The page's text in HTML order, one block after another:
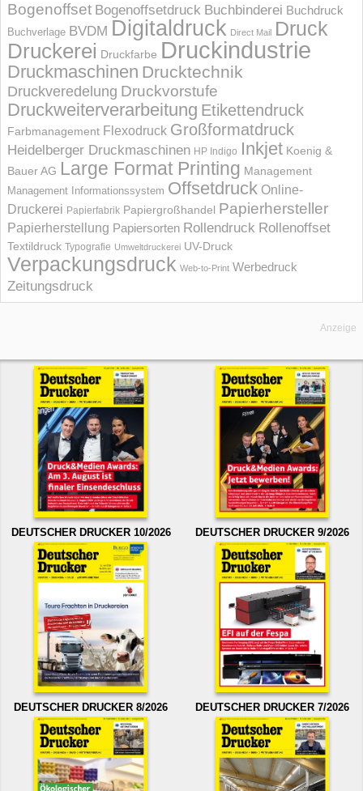
Bogenoffset Bogenoffsetdruck Buchbinderei Buchdruck
Buchverlage BVDM Digitaldruck Direct Mail Druck
Druckerei Druckfarbe Druckindustrie
Druckmaschinen Drucktechnik
Druckveredelung Druckvorstufe
Druckweiterverarbeitung Etikettendruck
Farbmanagement Flexodruck Großformatdruck
Heidelberger Druckmaschinen HP Indigo Inkjet Koenig &
Bauer AG Large Format Printing Management
Management Informations­system Offsetdruck Online-
Druckerei Papierfabrik Papiergroßhandel Papierhersteller
Papierherstellung Papiersorten Rollendruck Rollenoffset
Textildruck Typografie Umweltdruckerei UV-Druck
Verpackungsdruck Web-to-Print Werbedruck
Zeitungsdruck
Anzeige
DEUTSCHER DRUCKER 10/2026 DEUTSCHER DRUCKER 9/2026
DEUTSCHER DRUCKER 8/2026 DEUTSCHER DRUCKER 7/2026